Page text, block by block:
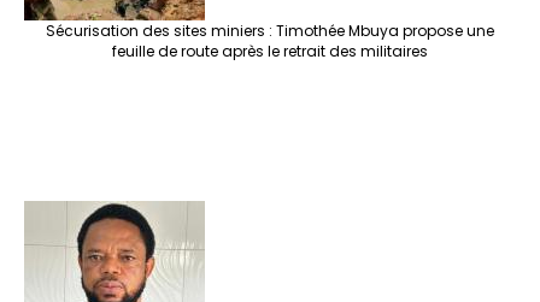
Sécurisation des sites miniers : Timothée Mbuya propose une
feuille de route après le retrait des militaires